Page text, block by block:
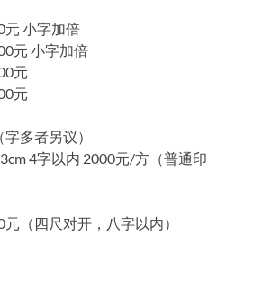
元 小字加倍
元 小字加倍
元
元
多者另议）
4字以内 2000元/方（普通印
（四尺对开，八字以内）